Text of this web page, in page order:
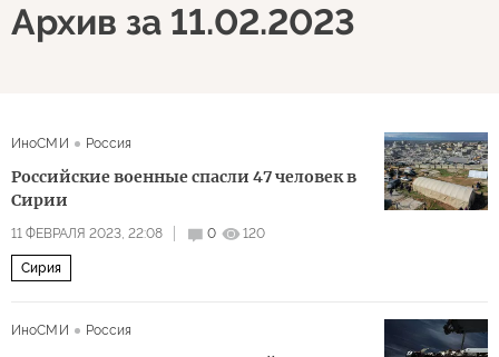
Архив за 11.02.2023
ИноСМИ Россия
Российские военные спасли 47 человек в
Сирии
11 ФЕВРАЛЯ 2023, 22:08 0 120
Сирия
ИноСМИ Россия